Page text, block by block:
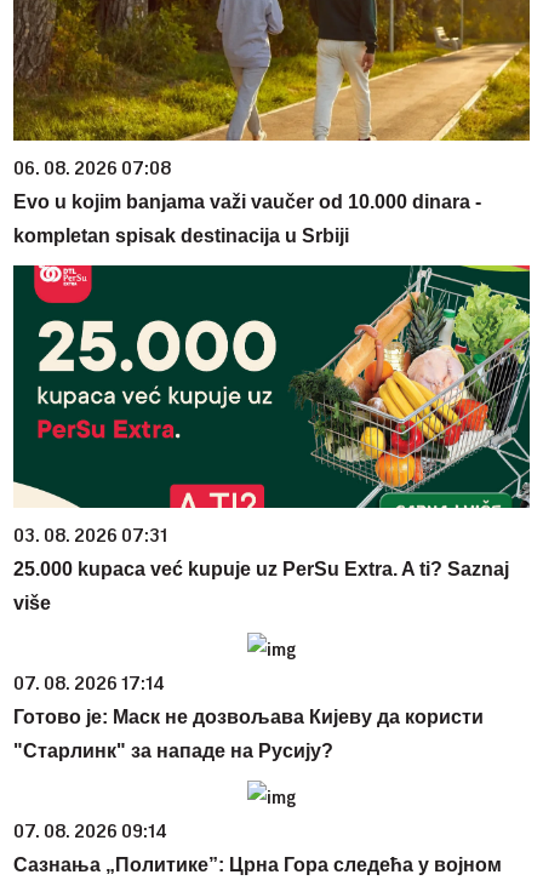
06. 08. 2026 07:08
Evo u kojim banjama važi vaučer od 10.000 dinara -
kompletan spisak destinacija u Srbiji
03. 08. 2026 07:31
25.000 kupaca već kupuje uz PerSu Extra. A ti? Saznaj
više
07. 08. 2026 17:14
Готово је: Маск не дозвољава Кијеву да користи
"Старлинк" за нападе на Русију?
07. 08. 2026 09:14
Сазнања „Политике”: Црна Гора следећа у војном